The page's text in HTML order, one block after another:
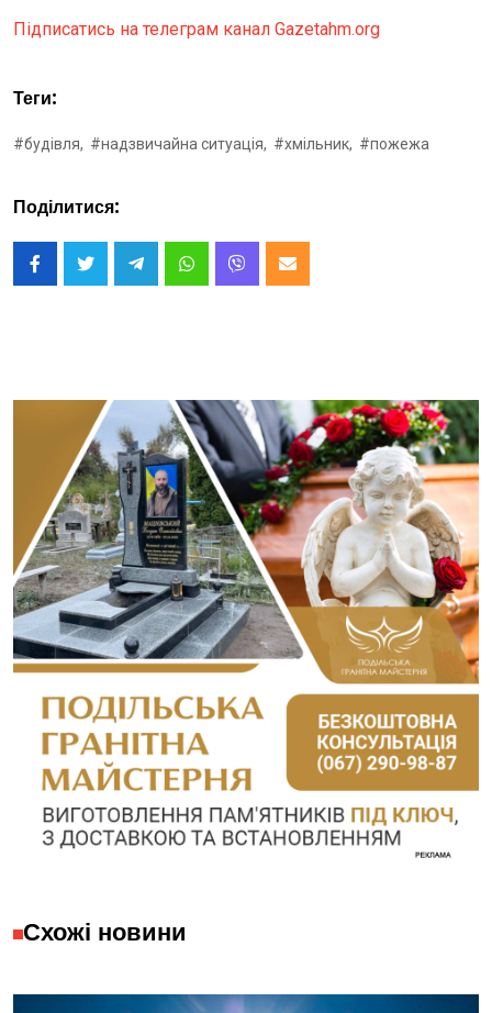
Підписатись на телеграм канал Gazetahm.org
Теги:
#будівля, #надзвичайна ситуація, #хмільник, #пожежа
Поділитися:
Схожі новини